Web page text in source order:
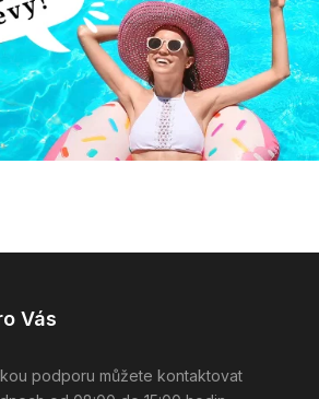
Vás
podporu můžete kontaktovat